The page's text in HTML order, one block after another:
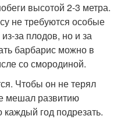
высотой 2-3 метра.
не требуются особые
за плодов, но и за
барбарис можно в
со смородиной.
Чтобы он не терял
мешал развитию
год подрезать.